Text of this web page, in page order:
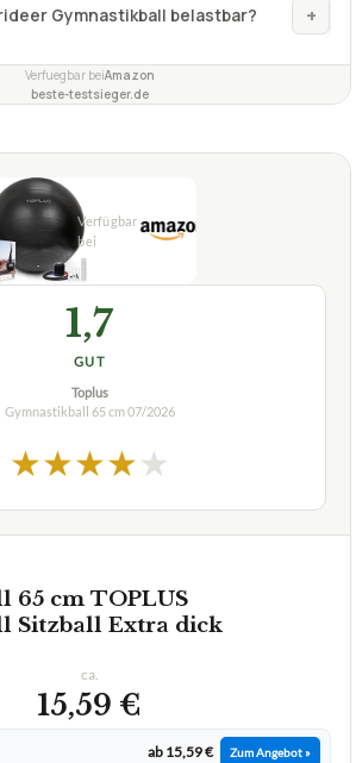
Gymnastikball belastbar? +
Verfuegbar beiAmazon
beste-testsieger.de
1,7
GUT
Toplus
Gymnastikball 65 cm07/2026
★★★★★
65 cm TOPLUS
Sitzball Extra dick
ca.
15,59 €
ab 15,59 € Zum Angebot »